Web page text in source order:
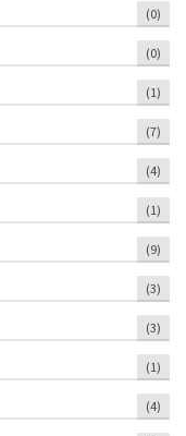
(0)
(0)
(1)
(7)
(4)
(1)
(9)
(3)
(3)
(1)
(4)